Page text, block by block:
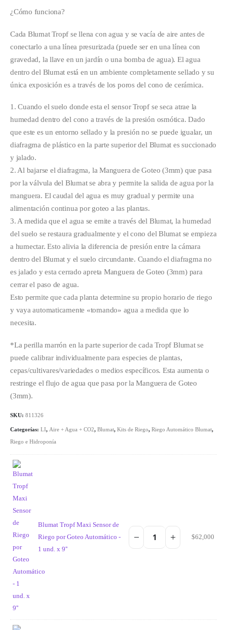
¿Cómo funciona?
Cada Blumat Tropf se llena con agua y se vacía de aire antes de
conectarlo a una línea presurizada (puede ser en una línea con
gravedad, la llave en un jardín o una bomba de agua). El agua
dentro del Blumat está en un ambiente completamente sellado y su
única exposición es a través de los poros del cono de cerámica.
1. Cuando el suelo donde esta el sensor Tropf se seca atrae la
humedad dentro del cono a través de la presión osmótica. Dado
que este es un entorno sellado y la presión no se puede igualar, un
diafragma de plástico en la parte superior del Blumat es succionado
y jalado.
2. Al bajarse el diafragma, la Manguera de Goteo (3mm) que pasa
por la válvula del Blumat se abra y permite la salida de agua por la
manguera. El caudal del agua es muy gradual y permite una
alimentación continua por goteo a las plantas.
3. A medida que el agua se emite a través del Blumat, la humedad
del suelo se restaura gradualmente y el cono del Blumat se empieza
a humectar. Esto alivia la diferencia de presión entre la cámara
dentro del Blumat y el suelo circundante. Cuando el diafragma no
es jalado y esta cerrado apreta Manguera de Goteo (3mm) para
cerrar el paso de agua.
Esto permite que cada planta determine su propio horario de riego
y vaya automaticamente «tomando» agua a medida que lo
necesita.
*La perilla marrón en la parte superior de cada Tropf Blumat se
puede calibrar individualmente para especies de plantas,
cepas/cultivares/variedades o medios específicos. Esta aumenta o
restringe el flujo de agua que pasa por la Manguera de Goteo
(3mm).
SKU: 811326
Categorías: LI, Aire + Agua + CO2, Blumat, Kits de Riego, Riego Automático Blumat,
Riego e Hidroponía
Blumat Tropf Maxi Sensor de
Riego por Goteo Automático -
1 und. x 9''
$62,000